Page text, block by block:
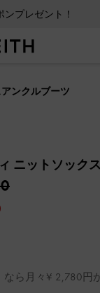
プレゼント！
ンプレゼント！
ンクルブーツ
ニットソック
なら月々¥ 2,780円